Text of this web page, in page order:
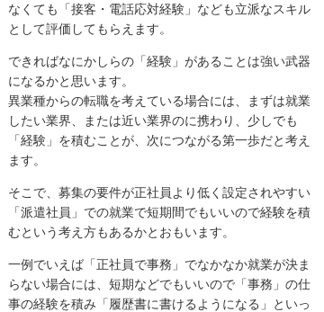
なくても「接客・電話応対経験」なども立派なスキル
として評価してもらえます。
できればなにかしらの「経験」があることは強い武器
になるかと思います。
異業種からの転職を考えている場合には、まずは就業
したい業界、または近い業界のに携わり、少しでも
「経験」を積むことが、次につながる第一歩だと考え
ます。
そこで、募集の要件が正社員より低く設定されやすい
「派遣社員」での就業で短期間でもいいので経験を積
むという考え方もあるかとおもいます。
一例でいえば「正社員で事務」でなかなか就業が決ま
らない場合には、短期などでもいいので「事務」の仕
事の経験を積み「履歴書に書けるようになる」といっ